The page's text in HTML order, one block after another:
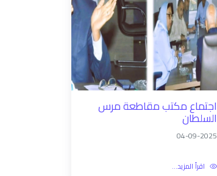
اجتماع مكتب مقاطعة مرس
السلطان
04-09-2025
اقرأ المزيد...